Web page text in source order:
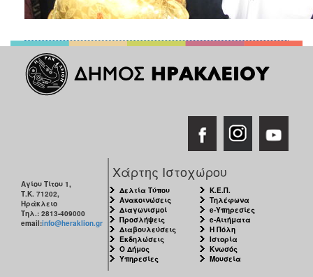
Αγίου Τίτου 1,
Τ.Κ. 71202,
Ηράκλειο
Τηλ.: 2813-409000
email:info@heraklion.gr
Χάρτης Ιστοχώρου
Δελτία Τύπου
Ανακοινώσεις
Διαγωνισμοί
Προσλήψεις
Διαβουλεύσεις
Εκδηλώσεις
Ο Δήμος
Υπηρεσίες
Κ.Ε.Π.
Τηλέφωνα
e-Υπηρεσίες
e-Αιτήματα
Η Πόλη
Ιστορία
Κνωσός
Μουσεία